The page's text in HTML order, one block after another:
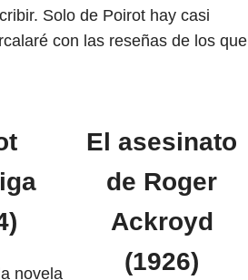
Solo de Poirot hay casi
con las reseñas de los que
El asesinato
de Roger
Ackroyd
(1926)